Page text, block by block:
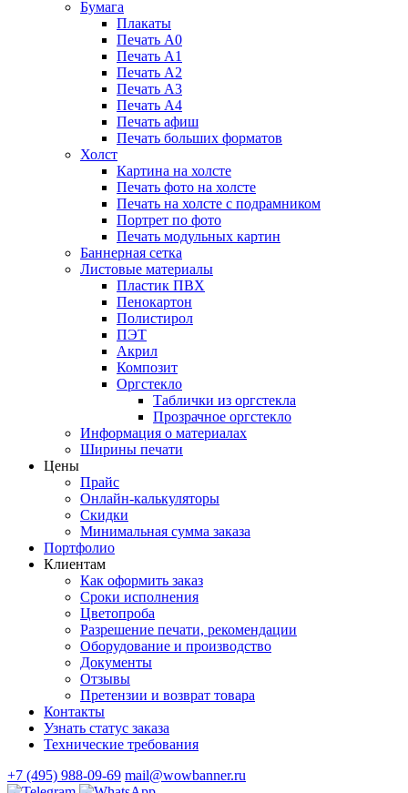
Бумага
Плакаты
Печать А0
Печать А1
Печать А2
Печать А3
Печать А4
Печать афиш
Печать больших форматов
Холст
Картина на холсте
Печать фото на холсте
Печать на холсте с подрамником
Портрет по фото
Печать модульных картин
Баннерная сетка
Листовые материалы
Пластик ПВХ
Пенокартон
Полистирол
ПЭТ
Акрил
Композит
Оргстекло
Таблички из оргстекла
Прозрачное оргстекло
Информация о материалах
Ширины печати
Цены
Прайс
Онлайн-калькуляторы
Скидки
Минимальная сумма заказа
Портфолио
Клиентам
Как оформить заказ
Сроки исполнения
Цветопроба
Разрешение печати, рекомендации
Оборудование и производство
Документы
Отзывы
Претензии и возврат товара
Контакты
Узнать статус заказа
Технические требования
+7 (495) 988-09-69 mail@wowbanner.ru